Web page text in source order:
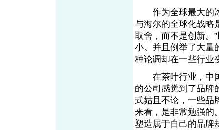
作为全球最大的冰
与海尔的全球化战略
取舍，而不是创新。
小。并且例举了大量
种论调却在一些行业
在茶叶行业，中国
的公司感觉到了品牌
式姑且不论，一些品
来看，是非常勉强的
塑造属于自己的品牌